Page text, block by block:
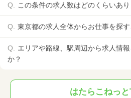
この条件の求人数はどのくらいあり
東京都の求人全体からお仕事を探
エリアや路線、駅周辺から求人情
か？
はたらこねっ